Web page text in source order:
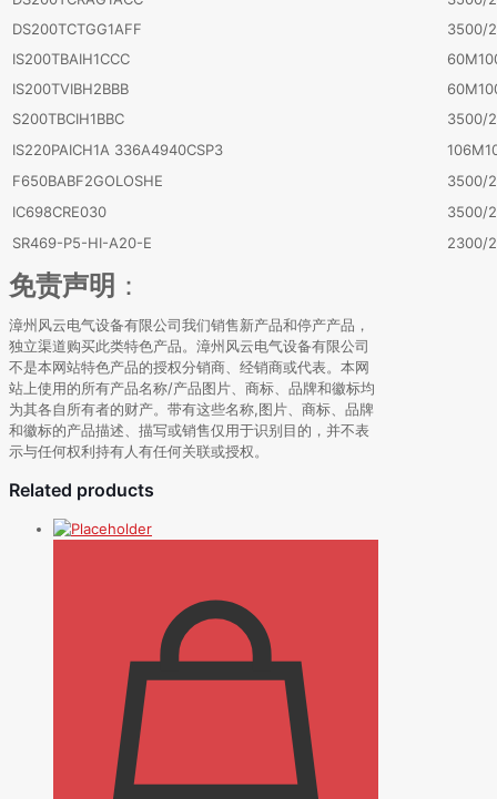
DS200TCTGG1AFF
3500/
IS200TBAIH1CCC
IS200TVIBH2BBB
S200TBCIH1BBC
3500/
IS220PAICH1A 336A4940CSP3
F650BABF2GOLOSHE
3500/
IC698CRE030
3500/
SR469-P5-HI-A20-E
2300/
免责声明 ：
漳州风云电气设备有限公司我们销售新产品和停产产品，
独立渠道购买此类特色产品。漳州风云电气设备有限公司
不是本网站特色产品的授权分销商、经销商或代表。本网
站上使用的所有产品名称/产品图片、商标、品牌和徽标均
为其各自所有者的财产。带有这些名称,图片、商标、品牌
和徽标的产品描述、描写或销售仅用于识别目的，并不表
示与任何权利持有人有任何关联或授权。
Related products